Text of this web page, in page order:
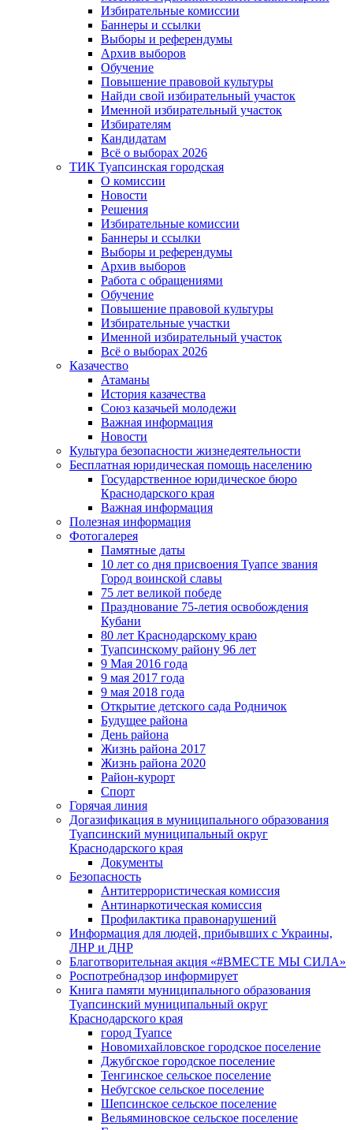
Избирательные комиссии
Баннеры и ссылки
Выборы и референдумы
Архив выборов
Обучение
Повышение правовой культуры
Найди свой избирательный участок
Именной избирательный участок
Избирателям
Кандидатам
Всё о выборах 2026
ТИК Туапсинская городская
О комиссии
Новости
Решения
Избирательные комиссии
Баннеры и ссылки
Выборы и референдумы
Архив выборов
Работа с обращениями
Обучение
Повышение правовой культуры
Избирательные участки
Именной избирательный участок
Всё о выборах 2026
Казачество
Атаманы
История казачества
Союз казачьей молодежи
Важная информация
Новости
Культура безопасности жизнедеятельности
Бесплатная юридическая помощь населению
Государственное юридическое бюро
Краснодарского края
Важная информация
Полезная информация
Фотогалерея
Памятные даты
10 лет со дня присвоения Туапсе звания
Город воинской славы
75 лет великой победе
Празднование 75-летия освобождения
Кубани
80 лет Краснодарскому краю
Туапсинскому району 96 лет
9 Мая 2016 года
9 мая 2017 года
9 мая 2018 года
Открытие детского сада Родничок
Будущее района
День района
Жизнь района 2017
Жизнь района 2020
Район-курорт
Спорт
Горячая линия
Догазификация в муниципального образования
Туапсинский муниципальный округ
Краснодарского края
Документы
Безопасность
Антитеррористическая комиссия
Антинаркотическая комиссия
Профилактика правонарушений
Информация для людей, прибывших с Украины,
ЛНР и ДНР
Благотворительная акция «#ВМЕСТЕ МЫ СИЛА»
Роспотребнадзор информирует
Книга памяти муниципального образования
Туапсинский муниципальный округ
Краснодарского края
город Туапсе
Новомихайловское городское поселение
Джубгское городское поселение
Тенгинское сельское поселение
Небугское сельское поселение
Шепсинское сельское поселение
Вельяминовское сельское поселение